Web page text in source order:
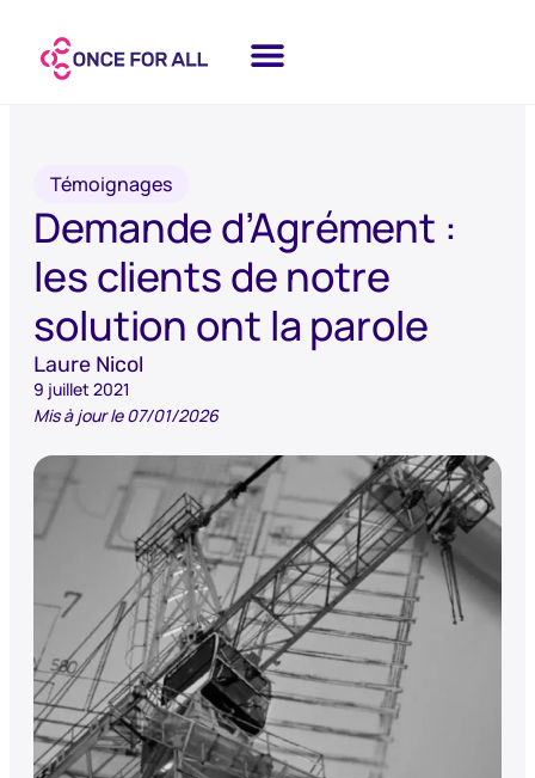
Témoignages
Demande d’Agrément :
les clients de notre
solution ont la parole
Laure Nicol
9 juillet 2021
Mis à jour le 07/01/2026